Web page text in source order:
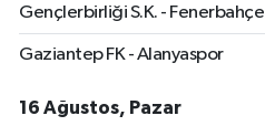
Gençlerbirliği S.K. - Fenerbahçe
Gaziantep FK - Alanyaspor
16 Ağustos, Pazar